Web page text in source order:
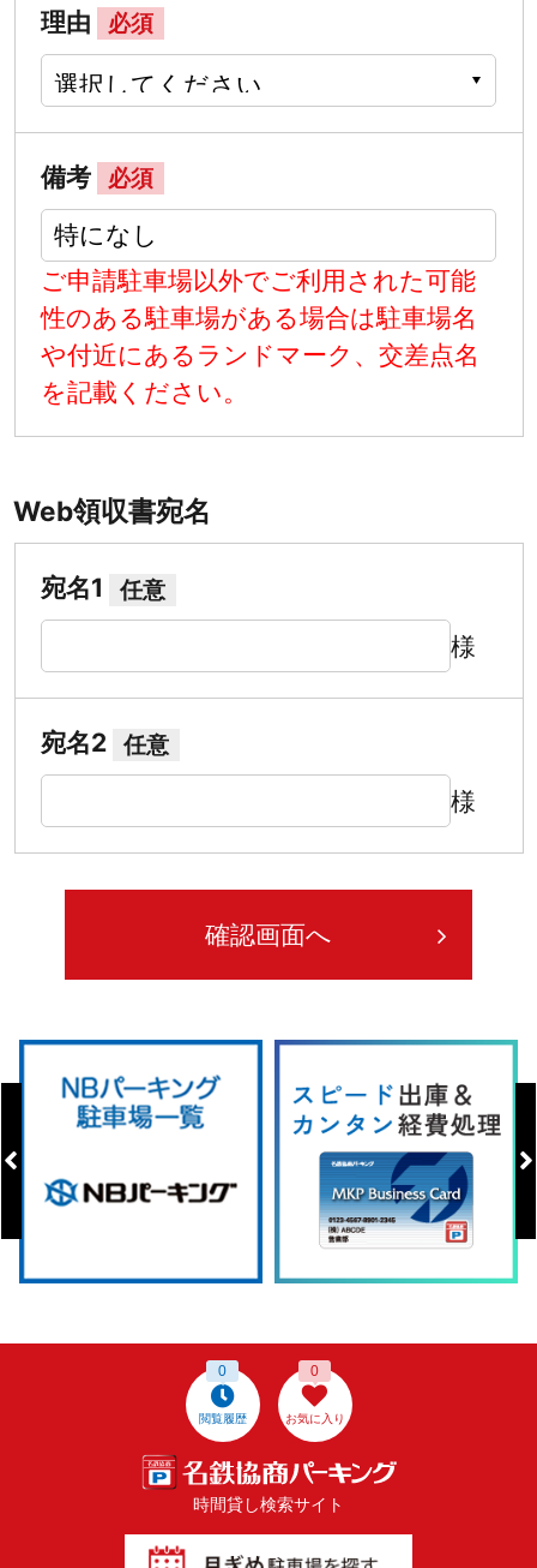
理由 必須
備考 必須
ご申請駐車場以外でご利用された可能
性のある駐車場がある場合は駐車場名
や付近にあるランドマーク、交差点名
を記載ください。
Web領収書宛名
宛名1 任意
様
宛名2 任意
様
閲覧履歴
0
お気に入り
0
時間貸し検索サイト